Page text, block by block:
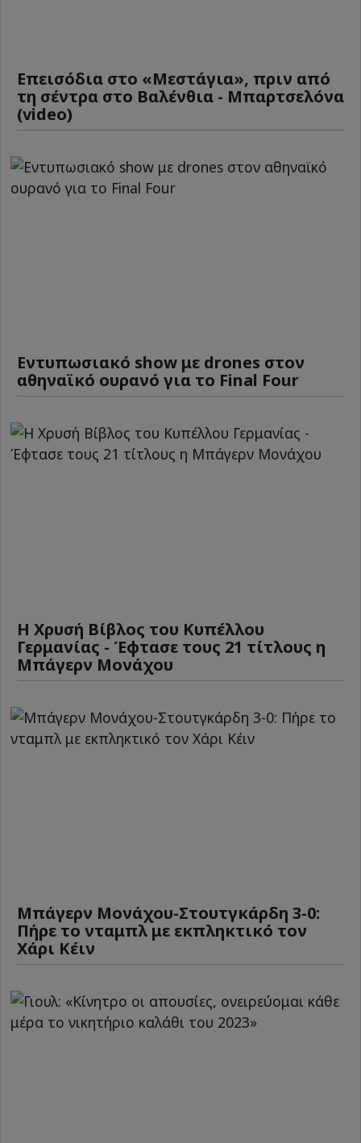
Επεισόδια στο «Μεστάγια», πριν από
τη σέντρα στο Βαλένθια - Μπαρτσελόνα
(video)
Εντυπωσιακό show με drones στον
αθηναϊκό ουρανό για το Final Four
Η Χρυσή Βίβλος του Κυπέλλου
Γερμανίας - Έφτασε τους 21 τίτλους η
Μπάγερν Μονάχου
Μπάγερν Μονάχου-Στουτγκάρδη 3-0:
Πήρε το νταμπλ με εκπληκτικό τον
Χάρι Κέιν